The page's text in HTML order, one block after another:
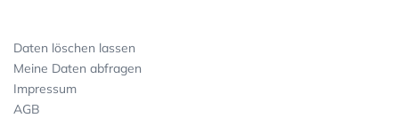
Daten löschen lassen
Meine Daten abfragen
Impressum
AGB